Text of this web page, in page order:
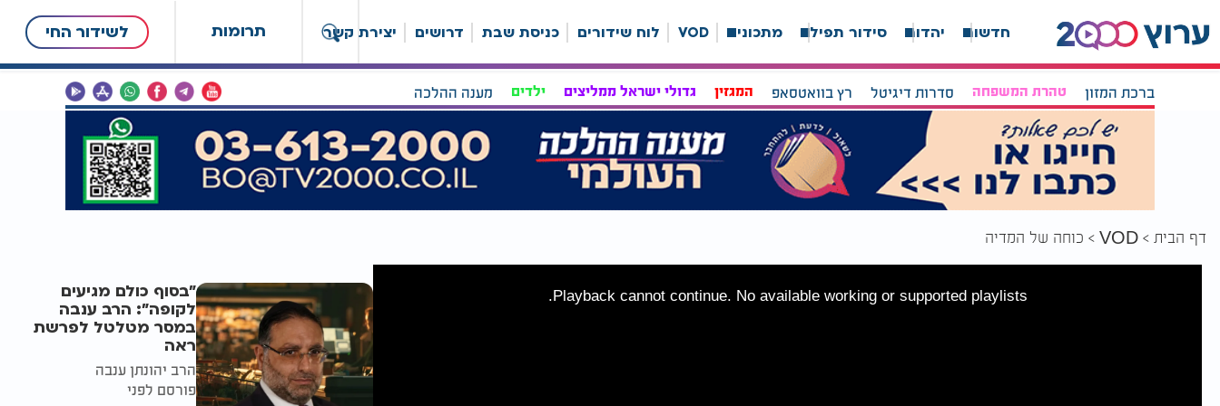
תרומות לשידור החי חדשות יהדות סידור תפילה מתכונים VOD לוח שידורים כניסת שבת דרושים יצירת קשר
ברכת המזון טהרת המשפחה סדרות דיגיטל רץ בוואטסאפ המגזין גדולי ישראל ממליצים ילדים מענה ההלכה
דף הבית VOD כוחה של המדיה
Playback cannot continue. No available working or supported playlists.
"בסוף כולם מגיעים
לקופה": הרב ענבה
במסר מטלטל לפרשת
ראה
הרב יהונתן ענבה
פורסם לפני